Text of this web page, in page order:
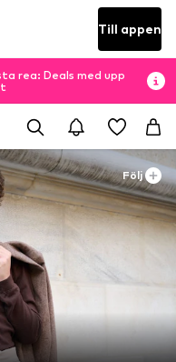
Till appen
rea: Deals med upp
Följ